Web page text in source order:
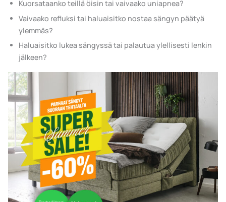
Kuorsataanko teillä öisin tai vaivaako uniapnea?
Vaivaako refluksi tai haluaisitko nostaa sängyn päätyä
ylemmäs?
Haluaisitko lukea sängyssä tai palautua ylellisesti lenkin
jälkeen?